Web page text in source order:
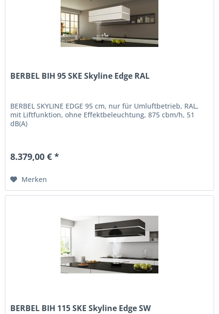
BERBEL BIH 95 SKE Skyline Edge RAL
BERBEL SKYLINE EDGE 95 cm, nur für Umluftbetrieb, RAL,
mit Liftfunktion, ohne Effektbeleuchtung, 875 cbm/h, 51
dB(A)
8.379,00 € *
Merken
BERBEL BIH 115 SKE Skyline Edge SW